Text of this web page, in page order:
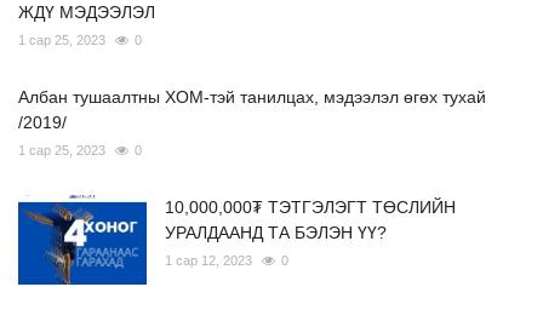
ЖДҮ МЭДЭЭЛЭЛ
1 сар 25, 2023 0
Албан тушаалтны ХОМ-тэй танилцах, мэдээлэл өгөх тухай
/2019/
1 сар 25, 2023 0
10,000,000₮ ТЭТГЭЛЭГТ ТӨСЛИЙН
УРАЛДААНД ТА БЭЛЭН ҮҮ?
1 сар 12, 2023 0